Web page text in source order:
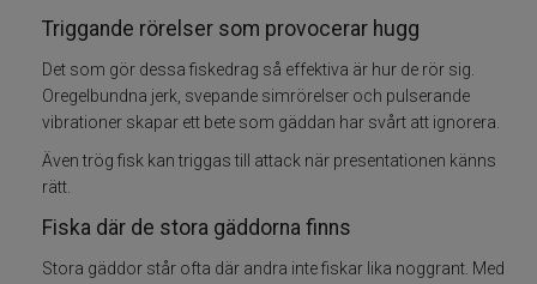
Havsfiske
PowerBait/Gulp
Trollingbeten
Triggande rörelser som provocerar hugg
Det som gör dessa fiskedrag så effektiva är hur de rör sig.
Oregelbundna jerk, svepande simrörelser och pulserande
vibrationer skapar ett bete som gäddan har svårt att ignorera.
Även trög fisk kan triggas till attack när presentationen känns
rätt.
Fiska där de stora gäddorna finns
Stora gäddor står ofta där andra inte fiskar lika noggrant. Med